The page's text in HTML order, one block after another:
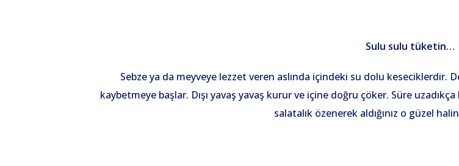
Sulu sulu tüketin…
Sebze ya da meyveye lezzet veren aslında içindeki su dolu keseciklerdir.
kaybetmeye başlar. Dışı yavaş yavaş kurur ve içine doğru çöker. Süre
salatalık özenerek aldığınız o güzel